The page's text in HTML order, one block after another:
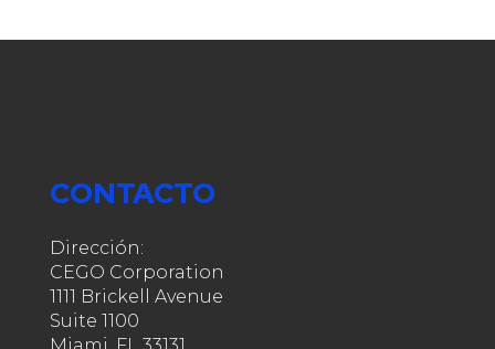
CONTACTO
Dirección:
CEGO Corporation
1111 Brickell Avenue
Suite 1100
Miami, FL 33131